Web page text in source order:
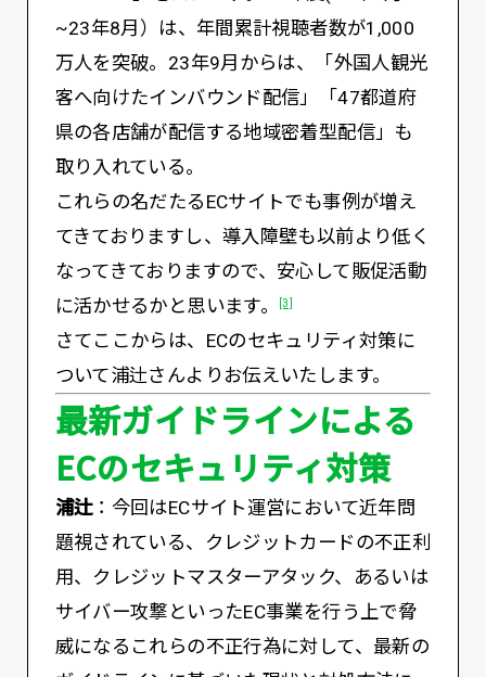
~23年8月）は、年間累計視聴者数が1,000
万人を突破。23年9月からは、「外国人観光
客へ向けたインバウンド配信」「47都道府
県の各店舗が配信する地域密着型配信」も
取り入れている。
これらの名だたるECサイトでも事例が増え
てきておりますし、導入障壁も以前より低く
なってきておりますので、安心して販促活動
に活かせるかと思います。
[3]
さてここからは、ECのセキュリティ対策に
ついて浦辻さんよりお伝えいたします。
最新ガイドラインによる
ECのセキュリティ対策
浦辻：今回はECサイト運営において近年問
題視されている、クレジットカードの不正利
用、クレジットマスターアタック、あるいは
サイバー攻撃といったEC事業を行う上で脅
威になるこれらの不正行為に対して、最新の